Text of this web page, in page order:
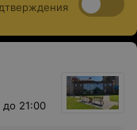
до 21:00